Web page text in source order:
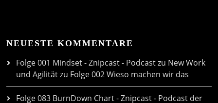
NEUESTE KOMMENTARE
Folge 001 Mindset - Znipcast - Podcast zu New Work
und Agilitätzu Folge 002 Wieso machen wir das
Folge 083 BurnDown Chart - Znipcast - Podcast der